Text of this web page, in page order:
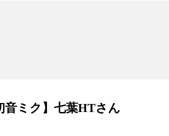
音ミク】七葉HTさん